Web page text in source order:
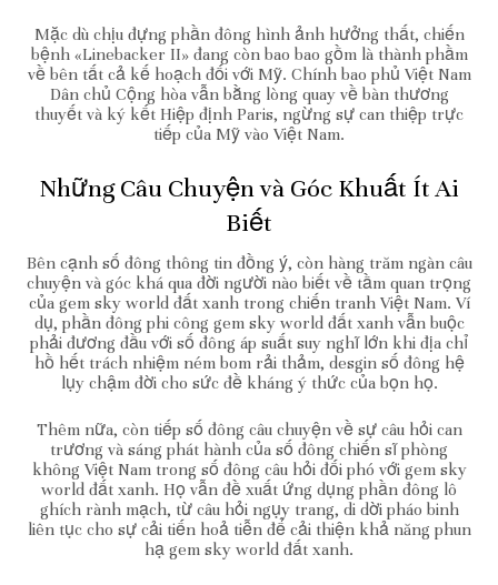
Mặc dù chịu đựng phần đông hình ảnh hưởng thất, chiến
bệnh «Linebacker II» đang còn bao bao gồm là thành phầm
về bên tất cả kế hoạch đối với Mỹ. Chính bao phủ Việt Nam
Dân chủ Cộng hòa vẫn bằng lòng quay về bàn thương
thuyết và ký kết Hiệp định Paris, ngừng sự can thiệp trực
tiếp của Mỹ vào Việt Nam.
Những Câu Chuyện và Góc Khuất Ít Ai
Biết
Bên cạnh số đông thông tin đồng ý, còn hàng trăm ngàn câu
chuyện và góc khá qua đời người nào biết về tầm quan trọng
của gem sky world đất xanh trong chiến tranh Việt Nam. Ví
dụ, phần đông phi công gem sky world đất xanh vẫn buộc
phải đương đầu với số đông áp suất suy nghĩ lớn khi địa chỉ
hồ hết trách nhiệm ném bom rải thảm, desgin số đông hệ
lụy chậm đời cho sức đề kháng ý thức của bọn họ.
Thêm nữa, còn tiếp số đông câu chuyện về sự câu hỏi can
trương và sáng phát hành của số đông chiến sĩ phòng
không Việt Nam trong số đông câu hỏi đối phó với gem sky
world đất xanh. Họ vẫn đề xuất ứng dụng phần đông lô
ghích rành mạch, từ câu hỏi ngụy trang, di dời pháo binh
liên tục cho sự cải tiến hoả tiễn để cải thiện khả năng phun
hạ gem sky world đất xanh.